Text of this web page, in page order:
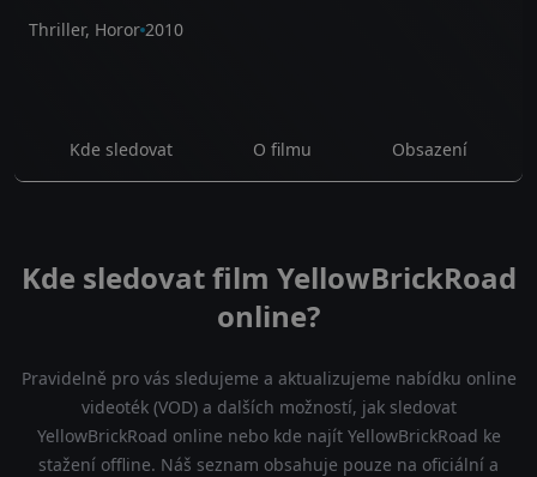
Thriller, Horor 2010
Kde sledovat O filmu Obsazení
Kde sledovat film YellowBrickRoad
online?
Pravidelně pro vás sledujeme a aktualizujeme nabídku online
videoték (VOD) a dalších možností, jak sledovat
YellowBrickRoad online nebo kde najít YellowBrickRoad ke
stažení offline. Náš seznam obsahuje pouze na oficiální a